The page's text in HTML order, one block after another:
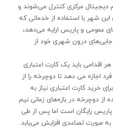
مرکزی کنترل می‌شوند و
شهر با استفاده از خدماتی که
عمومی و پاریس ارایه می‌دهد،
جایی‌های درون شهری خود از
هر اقدامی باید یک کارت اعتباری
اجازه می ‌دهد تا دوچرخه را از
خرید کارت اعتباری نیاز به
دوچرخه در بازه‌‌های زمانی نیم
رایگان است اما پس از طی
به صورت تصاعدی افزایش می‌یابد.